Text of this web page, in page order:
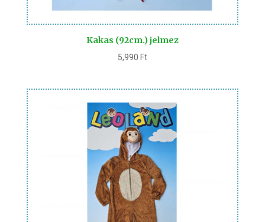
Kakas (92cm.) jelmez
5,990 Ft